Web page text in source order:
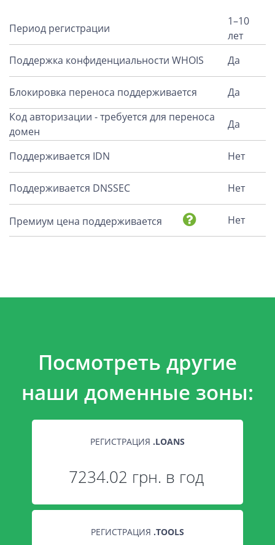
Период регистрации
1–10
лет
Поддержка конфиденциальности WHOIS
Да
Блокировка переноса поддерживается
Да
Код авторизации - требуется для переноса
домен
Да
Поддерживается IDN Нет
Поддерживается DNSSEC Нет
Премиум цена поддерживается Нет
Посмотреть другие
наши доменные зоны:
РЕГИСТРАЦИЯ .LOANS
7234.02 грн. в год
РЕГИСТРАЦИЯ .TOOLS